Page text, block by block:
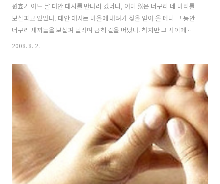
원효가 어느 날 대안 대사를 만나러 갔더니, 어미 잃은 너구리 네 마리를
보살피고 있었다. 대안 대사는 마을에 내려가 젖을 얻어 올 테니 그 동안
너구리 새끼들을 보살펴 달라며 급히 길을 떠났다. 하지만 그 사이에 새
끼 한 마리가 그만 굶어 죽고 말았다. 원효는 굶어 죽은 너구리가 너무 가
대사가 원효에게 무엇을 하느냐고 물었다. “이 놈의 영혼이라도 왕생하
라고 경을 읽는 중입니다” 그러자 대안 대사가 헛웃음을 치며 말했다.
“이미 죽은 너구리가 그 경을 알아듣겠습니까?” “큰스님, 그러면 너구리
가 알아듣는 경이 따로 있습니까?” 대안 대사는 얼른 너구리에게 젖을 먹
이며 말했다. “이것이 바로 너구리가 알아듣는 아미타경입니다.” 원효 ..
2008. 8. 2.